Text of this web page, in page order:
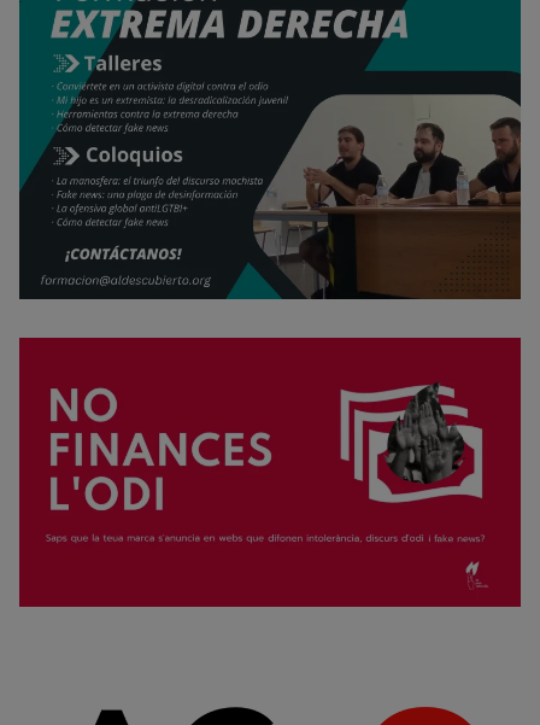
No dar mi información personal
Opciones de cookies Aceptar cookies
Rechazar cookies Política de cookies